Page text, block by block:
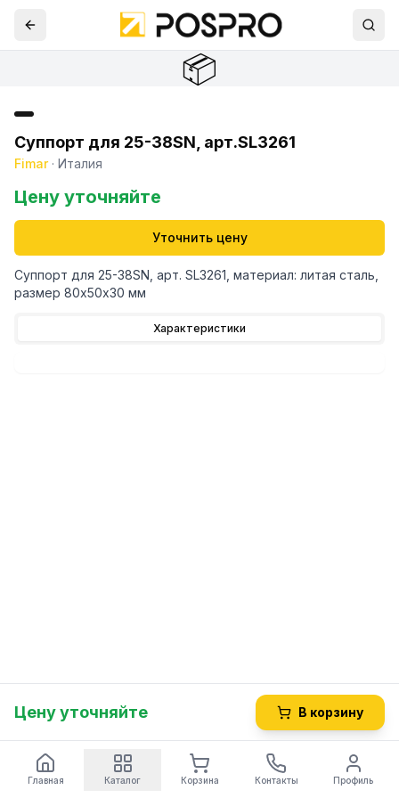
📦
Суппорт для 25-38SN, арт.SL3261
Fimar· Италия
Цену уточняйте
Уточнить цену
Суппорт для 25-38SN, арт. SL3261, материал: литая сталь,
размер 80х50х30 мм
Характеристики
Цену уточняйте В корзину
Главная Каталог Корзина Контакты Профиль